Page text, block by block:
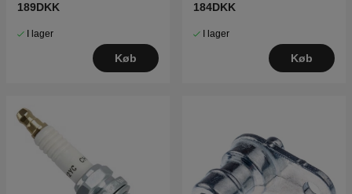
189DKK
I lager
Køb
184DKK
I lager
Køb